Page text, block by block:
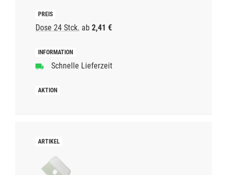
Dose 24 Stck. ab 2,41 €
Schnelle Lieferzeit